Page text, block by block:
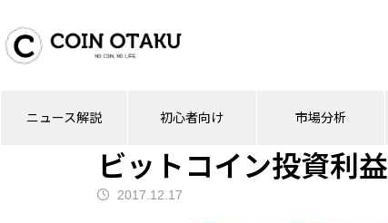
ニュース解説 初心者向け 市場分析
仮想通貨
ビットコイン投資利
2017.12.17